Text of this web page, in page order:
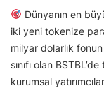
Dünyanın en
iki yeni tokenize
milyar dolarlık
sınıfı olan
kurumsal